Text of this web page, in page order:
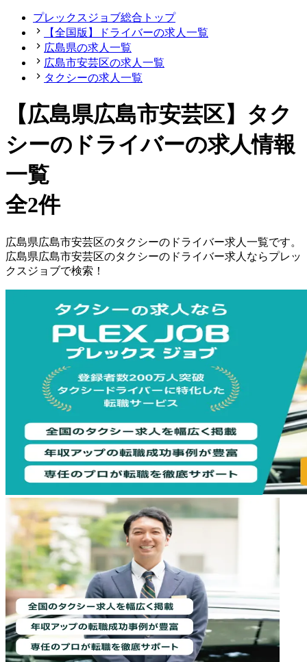
プレックスジョブ総合トップ
【全国版】ドライバーの求人一覧
広島県の求人一覧
広島市安芸区の求人一覧
タクシーの求人一覧
【広島県広島市安芸区】タク
シーのドライバーの求人情報
一覧
全2件
広島県広島市安芸区のタクシーの ドライバー求人一覧です。
広島県広島市安芸区のタクシーの ドライバー求人ならプレッ
クスジョブで検索！